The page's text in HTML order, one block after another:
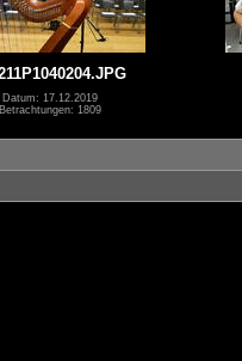
Datum: 17.12.2019
Betrachtungen: 1809